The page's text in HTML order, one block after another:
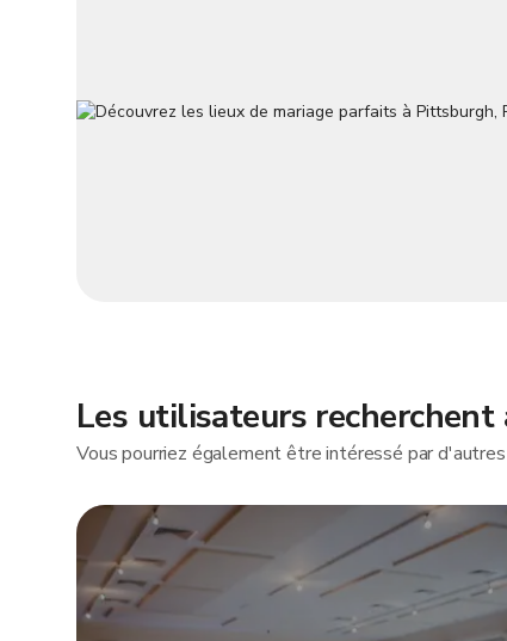
Les utilisateurs recherchent
Vous pourriez également être intéressé par